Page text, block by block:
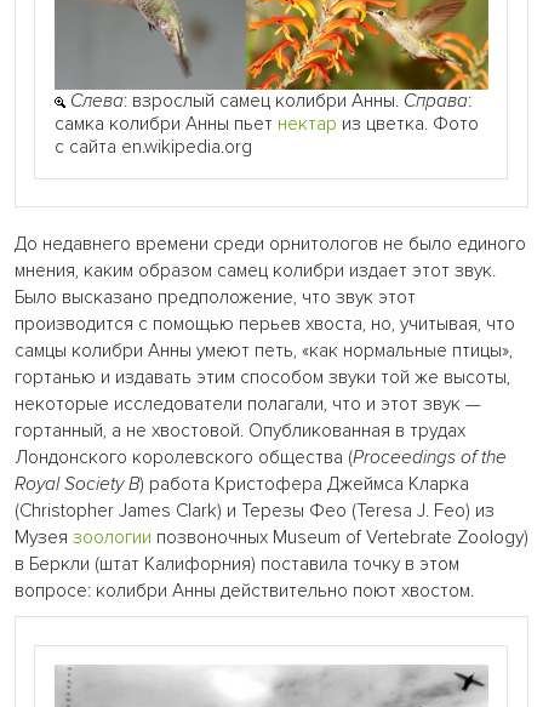
Слева: взрослый самец колибри Анны. Справа:
самка колибри Анны пьет нектар из цветка. Фото
с сайта en.wikipedia.org
До недавнего времени среди орнитологов не было единого
мнения, каким образом самец колибри издает этот звук.
Было высказано предположение, что звук этот
производится с помощью перьев хвоста, но, учитывая, что
самцы колибри Анны умеют петь, «как нормальные птицы»,
гортанью и издавать этим способом звуки той же высоты,
некоторые исследователи полагали, что и этот звук —
гортанный, а не хвостовой. Опубликованная в трудах
Лондонского королевского общества (Proceedings of the
Royal Society B) работа Кристофера Джеймса Кларка
(Christopher James Clark) и Терезы Фео (Teresa J. Feo) из
Музея зоологии позвоночных Museum of Vertebrate Zoology)
в Беркли (штат Калифорния) поставила точку в этом
вопросе: колибри Анны действительно поют хвостом.